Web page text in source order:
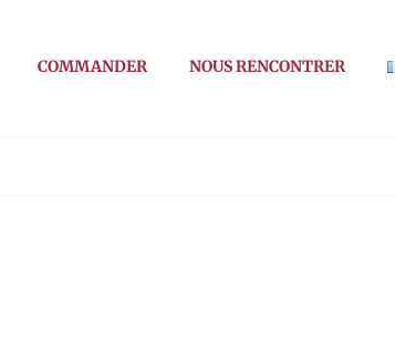
COMMANDER NOUS RENCONTRER